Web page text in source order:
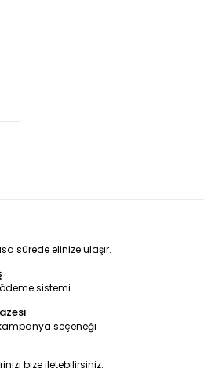
sürede elinize ulaşır.
sistemi
seçeneği
bize iletebilirsiniz.